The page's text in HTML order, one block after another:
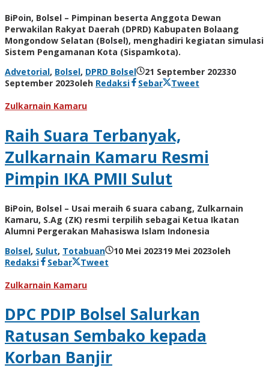
BiPoin, Bolsel – Pimpinan beserta Anggota Dewan
Perwakilan Rakyat Daerah (DPRD) Kabupaten Bolaang
Mongondow Selatan (Bolsel), menghadiri kegiatan simulasi
Sistem Pengamanan Kota (Sispamkota).
Advetorial, Bolsel, DPRD Bolsel 21 September 202330
September 2023oleh Redaksi Sebar
Tweet
Zulkarnain Kamaru
Raih Suara Terbanyak,
Zulkarnain Kamaru Resmi
Pimpin IKA PMII Sulut
BiPoin, Bolsel – Usai meraih 6 suara cabang, Zulkarnain
Kamaru, S.Ag (ZK) resmi terpilih sebagai Ketua Ikatan
Alumni Pergerakan Mahasiswa Islam Indonesia
Bolsel, Sulut, Totabuan 10 Mei 202319 Mei 2023oleh
Redaksi
Sebar
Tweet
Zulkarnain Kamaru
DPC PDIP Bolsel Salurkan
Ratusan Sembako kepada
Korban Banjir